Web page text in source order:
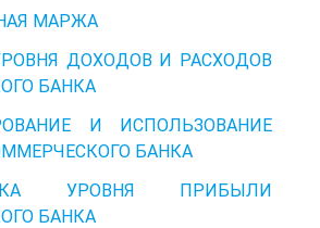
МАРЖА
ДОХОДОВ И РАСХОДОВ
БАНКА
И ИСПОЛЬЗОВАНИЕ
БАНКА
УРОВНЯ ПРИБЫЛИ
БАНКА